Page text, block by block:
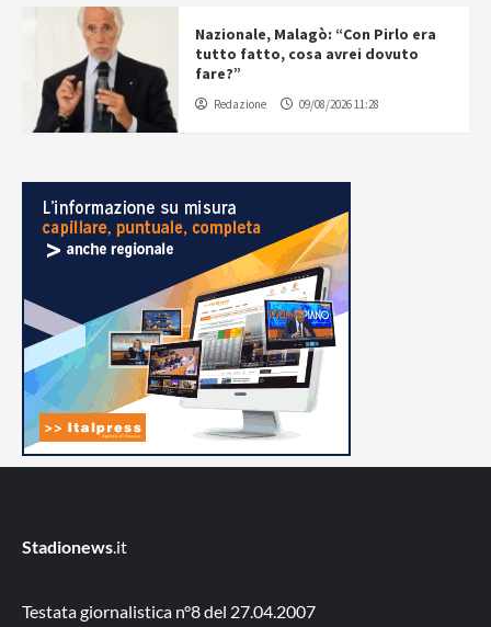
Nazionale, Malagò: “Con Pirlo era
tutto fatto, cosa avrei dovuto
fare?”
Redazione 09/08/2026 11:28
Stadionews.it
Testata giornalistica n°8 del 27.04.2007